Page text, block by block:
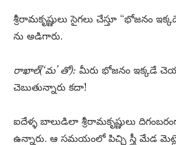
శ్రీరామకృష్ణులు సైగలు చేస్తూ “భోజనం
ను అడిగారు.
రాఖాల్(‘మ’ తో): మీరు భోజనం ఇక్కడే
చెబుతున్నారు కదా!
ఐదేళ్ళ బాలుడిలా శ్రీరామకృష్ణులు
ఉన్నారు. ఆ సమయంలో పిచ్చి స్త్రీ మేడ